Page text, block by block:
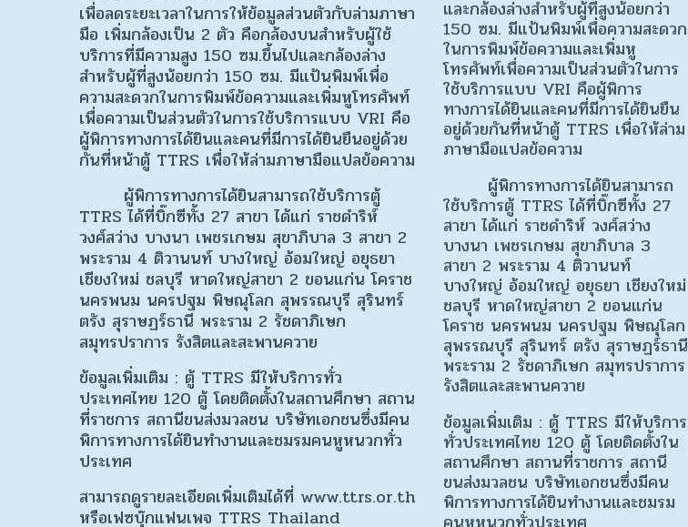
เพื่อลดระยะเวลาในการให้ข้อมูลส่วนตัวกับล่ามภาษา
มือ เพิ่มกล้องเป็น 2 ตัว คือกล้องบนสำหรับผู้ใช้
บริการที่มีความสูง 150 ซม.ขึ้นไปและกล้องล่าง
สำหรับผู้ที่สูงน้อยกว่า 150 ซม. มีแป้นพิมพ์เพื่อ
ความสะดวกในการพิมพ์ข้อความและเพิ่มหูโทรศัพท์
เพื่อความเป็นส่วนตัวในการใช้บริการแบบ VRI คือ
ผู้พิการทางการได้ยินและคนที่มีการได้ยินยืนอยู่ด้วย
กันที่หน้าตู้ TTRS เพื่อให้ล่ามภาษามือแปลข้อความ
ผู้พิการทางการได้ยินสามารถใช้บริการตู้
TTRS ได้ที่บิ๊กซีทั้ง 27 สาขา ได้แก่ ราชดำริห์
วงศ์สว่าง บางนา เพชรเกษม สุขาภิบาล 3 สาขา 2
พระราม 4 ติวานนท์ บางใหญ่ อ้อมใหญ่ อยุธยา
เชียงใหม่ ชลบุรี หาดใหญ่สาขา 2 ขอนแก่น โคราช
นครพนม นครปฐม พิษณุโลก สุพรรณบุรี สุรินทร์
ตรัง สุราษฏร์ธานี พระราม 2 รัชดาภิเษก
สมุทรปราการ รังสิตและสะพานควาย
ข้อมูลเพิ่มเติม : ตู้ TTRS มีให้บริการทั่ว
ประเทศไทย 120 ตู้ โดยติดตั้งในสถานศึกษา สถาน
ที่ราชการ สถานีขนส่งมวลชน บริษัทเอกชนซึ่งมีคน
พิการทางการได้ยินทำงานและชมรมคนหูหนวกทั่ว
ประเทศ
สามารถดูรายละเอียดเพิ่มเติมได้ที่ www.ttrs.or.th
หรือเฟซบุ๊กแฟนเพจ TTRS Thailand
และกล้องล่างสำหรับผู้ที่สูงน้อยกว่า
150 ซม. มีแป้นพิมพ์เพื่อความสะดวก
ในการพิมพ์ข้อความและเพิ่มหู
โทรศัพท์เพื่อความเป็นส่วนตัวในการ
ใช้บริการแบบ VRI คือผู้พิการ
ทางการได้ยินและคนที่มีการได้ยินยืน
อยู่ด้วยกันที่หน้าตู้ TTRS เพื่อให้ล่าม
ภาษามือแปลข้อความ
ผู้พิการทางการได้ยินสามารถ
ใช้บริการตู้ TTRS ได้ที่บิ๊กซีทั้ง 27
สาขา ได้แก่ ราชดำริห์ วงศ์สว่าง
บางนา เพชรเกษม สุขาภิบาล 3
สาขา 2 พระราม 4 ติวานนท์
บางใหญ่ อ้อมใหญ่ อยุธยา เชียงใหม่
ชลบุรี หาดใหญ่สาขา 2 ขอนแก่น
โคราช นครพนม นครปฐม พิษณุโลก
สุพรรณบุรี สุรินทร์ ตรัง สุราษฏร์ธานี
พระราม 2 รัชดาภิเษก สมุทรปราการ
รังสิตและสะพานควาย
ข้อมูลเพิ่มเติม : ตู้ TTRS มีให้บริการ
ทั่วประเทศไทย 120 ตู้ โดยติดตั้งใน
สถานศึกษา สถานที่ราชการ สถานี
ขนส่งมวลชน บริษัทเอกชนซึ่งมีคน
พิการทางการได้ยินทำงานและชมรม